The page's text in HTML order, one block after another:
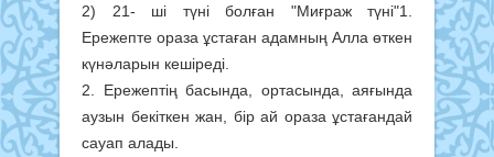
2) 21- ші түні болған "Миғраж түні"1.
Ережепте ораза ұстаған адамның Алла өткен
күнәларын кешіреді.
2. Ережептің басында, ортасында, аяғында
аузын бекіткен жан, бір ай ораза ұстағандай
сауап алады.